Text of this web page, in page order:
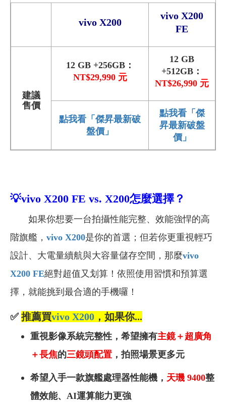
vivo X200
vivo X200
FE
建議
售價
12 GB +256GB：
NT$29,990 元
12 GB
+512GB：
NT$26,990 元
點我看「傑昇最新破
盤價」
點我看「傑
昇最新破盤
價」
💡vivo X200 FE vs. X200怎麼選擇？
如果你想要一台拍攝性能完整、效能強悍的高
階旗艦， vivo X200是你的首選；但若你更重視輕巧
設計、大電量續航與大容量儲存空間，那麼vivo
X200 FE絕對超值又划算！依照使用習慣和預算選
擇，就能挑到最合適的手機囉！
✅ 推薦買vivo X200 ，如果你...
重視影像系統完整性，希望擁有主鏡＋超廣角
＋長焦的三鏡頭配置 ，拍照場景更多元
希望入手一款旗艦處理器性能機， 天璣 9400整
體效能、AI運算能力更強